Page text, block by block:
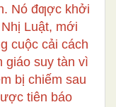
Nó đƣợc khởi
Luật, mới
cuộc cải cách
giáo suy tàn vì
bị chiếm sau
tiên báo